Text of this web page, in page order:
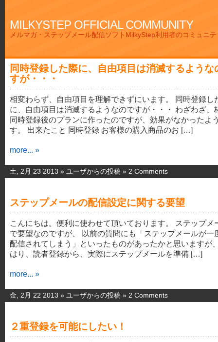
MILKYSTEP OFFICIAL COMMUNITY
メルマガ・ステップメール配信ソフトMilkyStep利用者のコミュニ
同時登録した際に、自由項目は消滅するような
すが・・・
相変わらず、自由項目を理解できずにいます。 同時登録し
に、自由項目は消滅するようなのですが・・・ わざわざ、
同時登録後のプランに作ったのですが、効果がなかったよ
す。 出来たこと 同時登録 お客様の購入商品のお […]
more... »
土, 2月 23 2013 » ユーザからの投稿 » 2 Comments
ステップメールの配信設定に関する要望
こんにちは。便利に使わせて頂いております。 ステップメ
で要望なのですが、 以前の質問にも「ステップメールが一
配信されてしまう」といったものがあったかと思いますが
はり、読者登録から、実際にステップメールを準備 […]
more... »
金, 2月 22 2013 » ユーザからの投稿 » 2 Comments
２重登録を可能にしたい！